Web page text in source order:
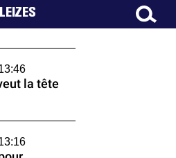
la tête